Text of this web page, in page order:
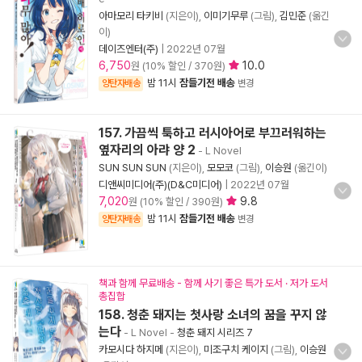
아마모리 타키비 (지은이), 이미기무루 (그림), 김민준 (옮긴
이)
데이즈엔터(주)
2022년 07월
6,750원 (10% 할인 / 370원) 10.0
양탄자배송 밤 11시 잠들기전 배송 변경
157. 가끔씩 툭하고 러시아어로 부끄러워하는
옆자리의 아랴 양 2 - L Novel
SUN SUN SUN (지은이), 모모코 (그림), 이승원 (옮긴이)
디앤씨미디어(주)(D&C미디어)
2022년 07월
7,020원 (10% 할인 / 390원) 9.8
양탄자배송 밤 11시 잠들기전 배송 변경
책과 함께 무료배송 - 함께 사기 좋은 특가 도서 · 저가 도서
총집합
158. 청춘 돼지는 첫사랑 소녀의 꿈을 꾸지 않
는다 - L Novel - 청춘 돼지 시리즈 7
카모시다 하지메 (지은이), 미조구치 케이지 (그림), 이승원